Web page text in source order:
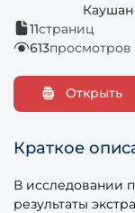
11страниц
613просмотров
Открыть
Краткое
В исследовании
результаты